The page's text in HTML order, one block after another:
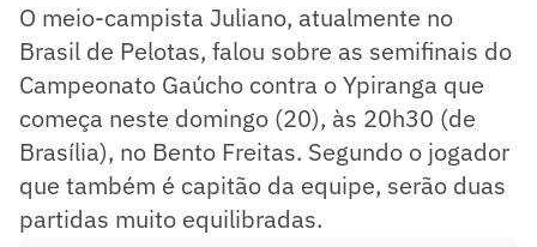
O meio-campista Juliano, atualmente no
Brasil de Pelotas, falou sobre as semifinais do
Campeonato Gaúcho contra o Ypiranga que
começa neste domingo (20), às 20h30 (de
Brasília), no Bento Freitas. Segundo o jogador
que também é capitão da equipe, serão duas
partidas muito equilibradas.